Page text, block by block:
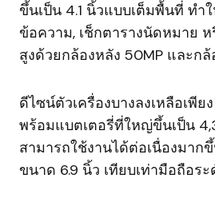
ขึ้นเป็น 4.1 นิ้วแบบเต็มพื้นที่ ทำ
ข้อความ, เช็กตารางนัดหมาย
สูงด้วยกล้องหลัง 50MP และกล้
ดีไซน์ตัวเครื่องบางลงเหลือเพีย
พร้อมแบตเตอรี่ที่ใหญ่ขึ้นเป็น
สามารถใช้งานได้ต่อเนื่องมาก
ขนาด 6.9 นิ้ว เทียบเท่ามือถือร